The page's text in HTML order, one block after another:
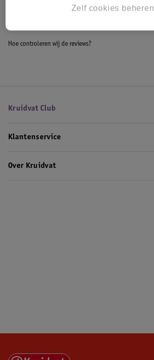
Hoe controleren wij de reviews?
Kruidvat Club
Klantenservice
Over Kruidvat
Zelf cookies beheren